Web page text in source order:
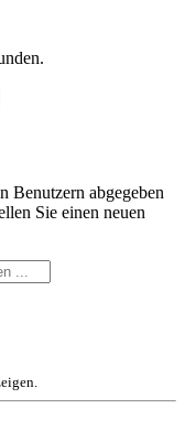
Benutzern abgegeben
Sie einen neuen